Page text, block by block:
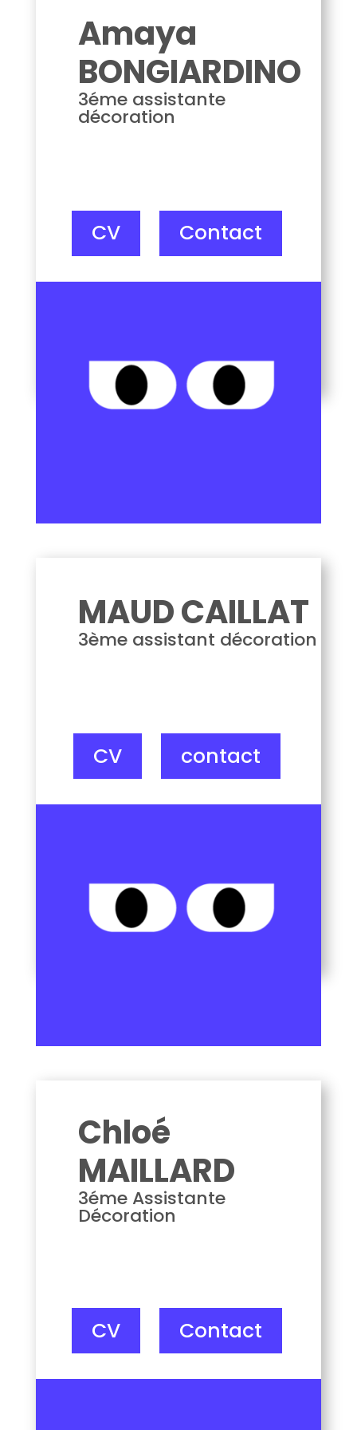
Amaya
BONGIARDINO
3éme assistante
décoration
CV Contact
MAUD CAILLAT
3ème assistant décoration
CV contact
Chloé
MAILLARD
3éme Assistante
Décoration
CV Contact